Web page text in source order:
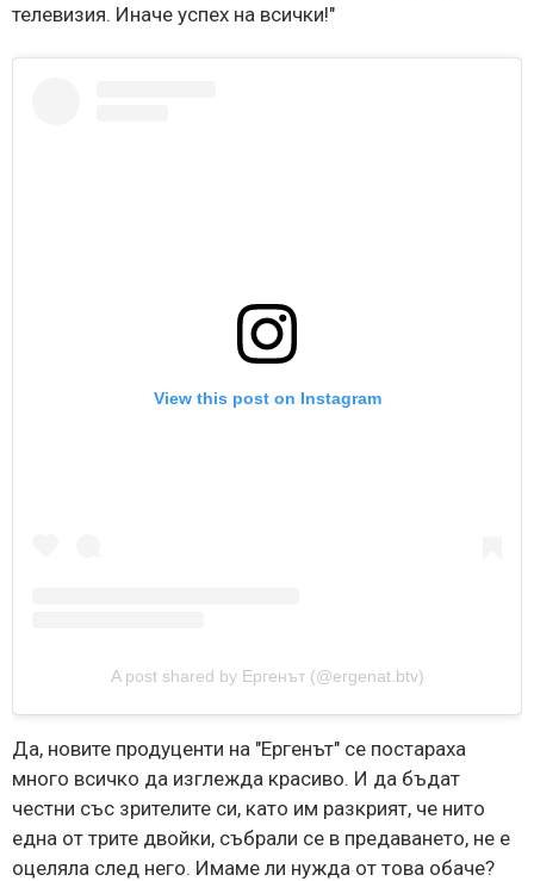
телевизия. Иначе успех на всички!"
View this post on Instagram
A post shared by Ергенът (@ergenat.btv)
Да, новите продуценти на "Ергенът" се постараха
много всичко да изглежда красиво. И да бъдат
честни със зрителите си, като им разкрият, че нито
една от трите двойки, събрали се в предаването, не е
оцеляла след него. Имаме ли нужда от това обаче?